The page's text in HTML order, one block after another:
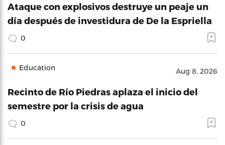
Ataque con explosivos destruye un peaje un
día después de investidura de De la Espriella
0
Education Aug 8, 2026
Recinto de Río Piedras aplaza el inicio del
semestre por la crisis de agua
0